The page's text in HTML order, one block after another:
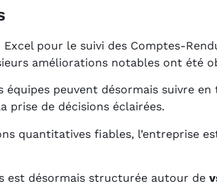
pour le suivi des Comptes-
améliorations notables ont été
équipes peuvent désormais suivre
prise de décisions éclairées.
quantitatives fiables, l’entreprise
est désormais structurée autour de